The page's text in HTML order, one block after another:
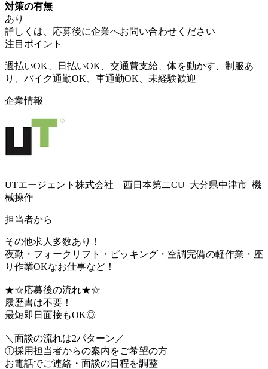
対策の有無
あり
詳しくは、応募後に企業へお問い合わせください
注目ポイント
週払いOK、日払いOK、交通費支給、体を動かす、制服あ
り、バイク通勤OK、車通勤OK、未経験歓迎
企業情報
UTエージェント株式会社 西日本第二CU_大分県中津市_機
械操作
担当者から
その他求人多数あり！
夜勤・フォークリフト・ピッキング・空調完備の軽作業・座
り作業OKなお仕事など！
★☆応募後の流れ★☆
履歴書は不要！
最短即日面接もOK◎
＼面談の流れは2パターン／
①採用担当者からの案内をご希望の方
お電話でご連絡・面談の日程を調整